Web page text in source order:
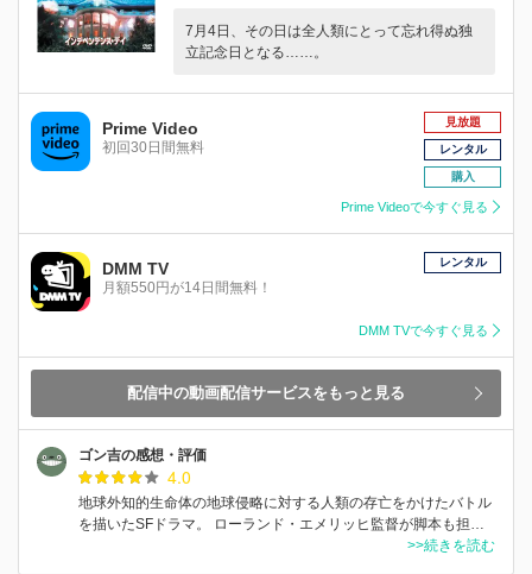
7月4日、その日は全人類にとって忘れ得ぬ独
立記念日となる……。
Prime Video
初回30日間無料
見放題
レンタル
購入
Prime Videoで今すぐ見る
DMM TV
月額550円が14日間無料！
レンタル
DMM TVで今すぐ見る
配信中の動画配信サービスをもっと見る
ゴン吉の感想・評価
4.0
地球外知的生命体の地球侵略に対する人類の存亡をかけたバトル
を描いたSFドラマ。 ローランド・エメリッヒ監督が脚本も担…
>>続きを読む